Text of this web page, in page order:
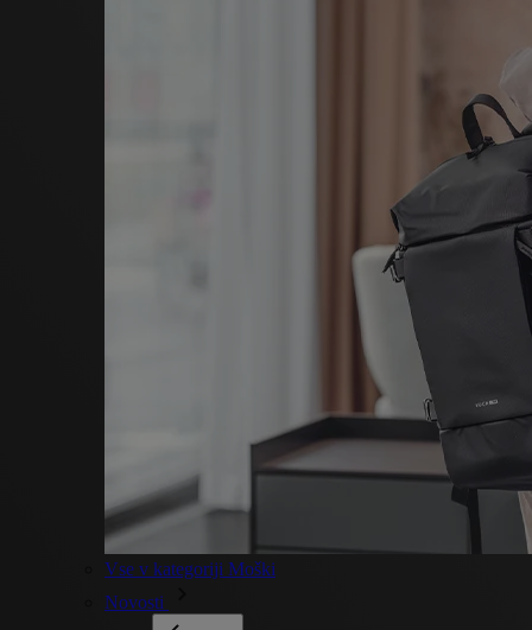
Vse v kategoriji Moški
Novosti